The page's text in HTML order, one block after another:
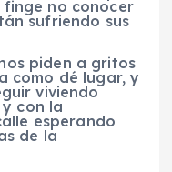
finge no conocer
sufriendo sus
piden a gritos
como dé lugar, y
viviendo
y con la
esperando
de la